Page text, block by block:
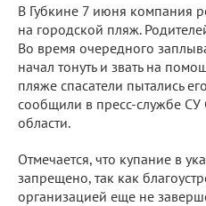
В Губкине 7 июня компания
на городской пляж.
Во время очередного
начал тонуть и звать на
пляже спасатели пытались
сообщили в пресс-службе
области.
Отмечается, что купание в
запрещено, так как
организацией еще не